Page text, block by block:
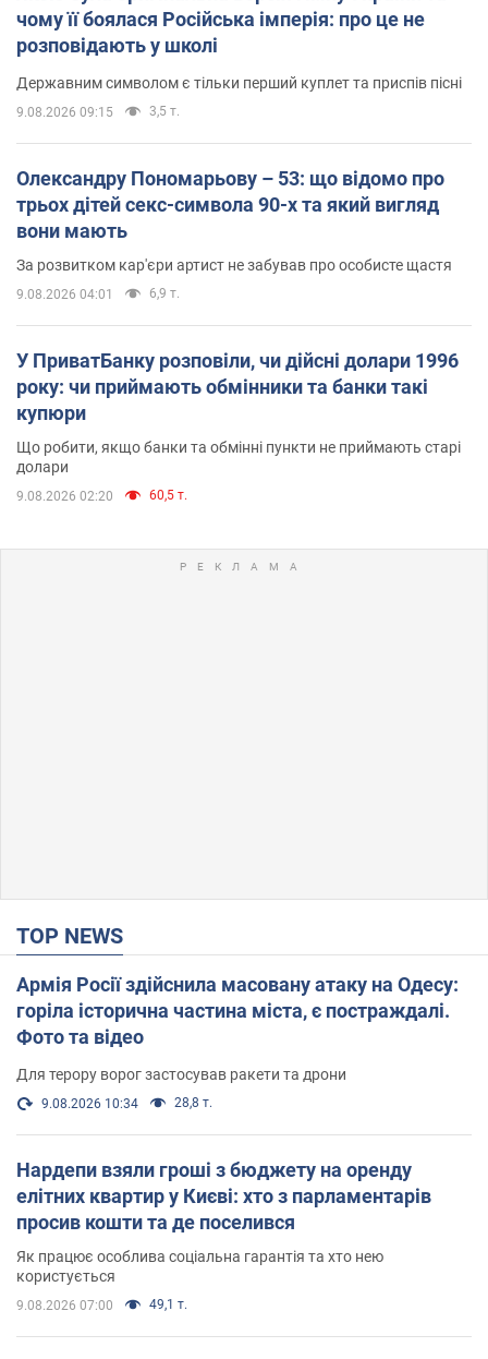
чому її боялася Російська імперія: про це не
розповідають у школі
Державним символом є тільки перший куплет та приспів пісні
9.08.2026 09:15 3,5 т.
Олександру Пономарьову – 53: що відомо про
трьох дітей секс-символа 90-х та який вигляд
вони мають
За розвитком кар'єри артист не забував про особисте щастя
9.08.2026 04:01 6,9 т.
У ПриватБанку розповіли, чи дійсні долари 1996
року: чи приймають обмінники та банки такі
купюри
Що робити, якщо банки та обмінні пункти не приймають старі
долари
9.08.2026 02:20 60,5 т.
TOP NEWS
Армія Росії здійснила масовану атаку на Одесу:
горіла історична частина міста, є постраждалі.
Фото та відео
Для терору ворог застосував ракети та дрони
9.08.2026 10:34 28,8 т.
Нардепи взяли гроші з бюджету на оренду
елітних квартир у Києві: хто з парламентарів
просив кошти та де поселився
Як працює особлива соціальна гарантія та хто нею
користується
9.08.2026 07:00 49,1 т.